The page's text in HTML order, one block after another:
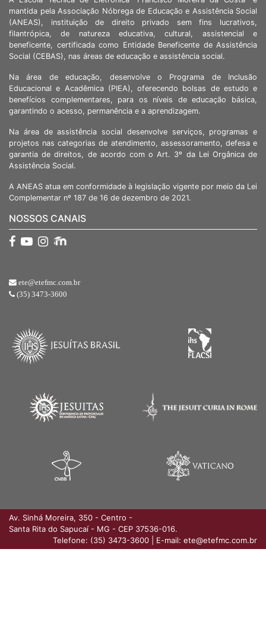
mantida pela Associação Nóbrega de Educação e Assistência Social
(ANEAS), instituição de direito privado sem fins lucrativos,
filantrópica, de natureza educativa, cultural, assistencial e
beneficente, certificada como Entidade Beneficente de Assistência
Social (CEBAS), nas áreas de educação e assistência social.
Na área de educação, desenvolve o Programa de Inclusão
Educacional e Acadêmica (PIEA), oferecendo bolsas de estudo e
benefícios complementares, para os níveis de educação básica,
garantindo o acesso, permanência e a aprendizagem.
Na área de assistência social desenvolve serviços, programas e
projetos nas categorias de atendimento, assessoramento, defesa e
garantia de direitos, de acordo com o Art. 3º da Lei Orgânica de
Assistência Social.
A ANEAS atua em conformidade à legislação vigente por meio da Lei
Complementar nº 187 de 16 de dezembro de 2021.
NOSSOS CANAIS
ete@etefmc.com.br
(35) 3473-3600
Av. Sinhá Moreira, 350 - Centro -
Santa Rita do Sapucaí - MG - CEP 37536-016.
Telefone: (35) 3473-3600
E-mail: ete@etefmc.com.br